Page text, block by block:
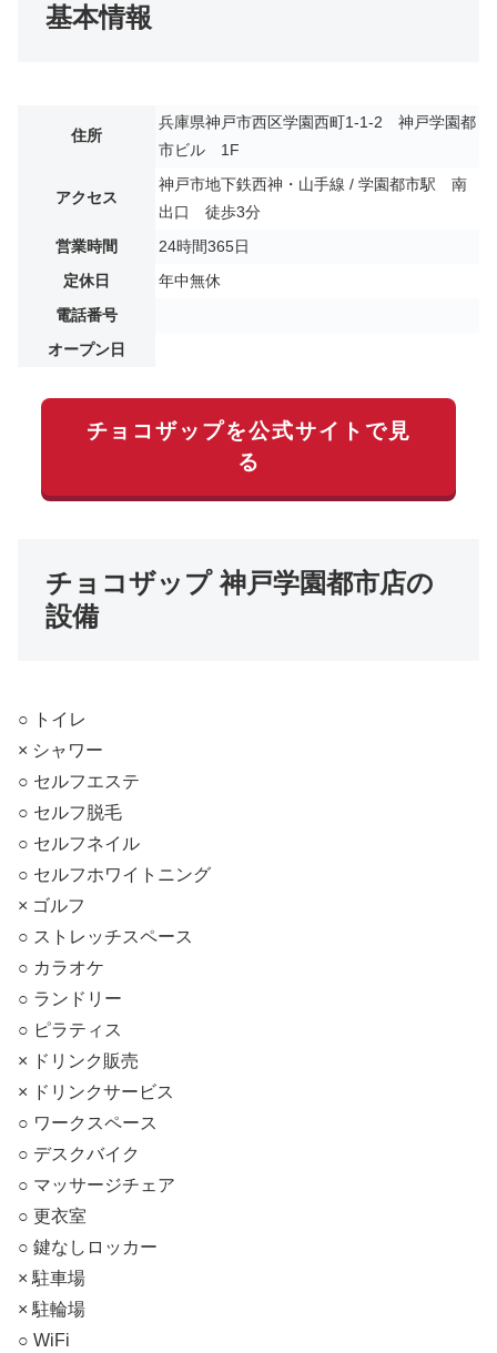
基本情報
住所
兵庫県神戸市西区学園西町1-1-2 神戸学園都
市ビル 1F
アクセス
神戸市地下鉄西神・山手線 / 学園都市駅 南
出口 徒歩3分
営業時間
24時間365日
定休日
年中無休
電話番号
オープン日
チョコザップを公式サイトで見
る
チョコザップ 神戸学園都市店の
設備
○ トイレ
× シャワー
○ セルフエステ
○ セルフ脱毛
○ セルフネイル
○ セルフホワイトニング
× ゴルフ
○ ストレッチスペース
○ カラオケ
○ ランドリー
○ ピラティス
× ドリンク販売
× ドリンクサービス
○ ワークスペース
○ デスクバイク
○ マッサージチェア
○ 更衣室
○ 鍵なしロッカー
× 駐車場
× 駐輪場
○ WiFi